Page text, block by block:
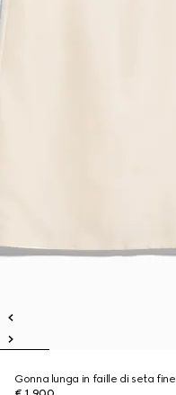
Gonna lunga in faille di seta fine